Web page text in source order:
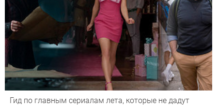
Гид по главным сериалам лета, которые не дадут